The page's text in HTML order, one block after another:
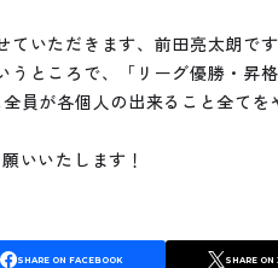
いただきます、前田亮太朗です
ところで、「リーグ優勝・昇格
員が各個人の出来ること全て
いいたします！
SHARE ON FACEBOOK SHARE ON